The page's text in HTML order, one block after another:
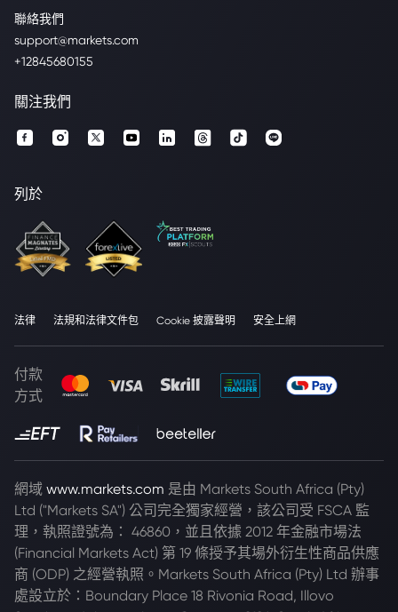
聯絡我們
support@markets.com
+12845680155
關注我們
列於
法律 法規和法律文件包 Cookie 披露聲明 安全上網
付款
方式
網域 www.markets.com 是由 Markets South Africa (Pty)
Ltd ("Markets SA") 公司完全獨家經營，該公司受 FSCA 監
理，執照證號為： 46860，並且依據 2012 年金融市場法
(Financial Markets Act) 第 19 條授予其場外衍生性商品供應
商 (ODP) 之經營執照。Markets South Africa (Pty) Ltd 辦事
處設立於：Boundary Place 18 Rivonia Road, Illovo